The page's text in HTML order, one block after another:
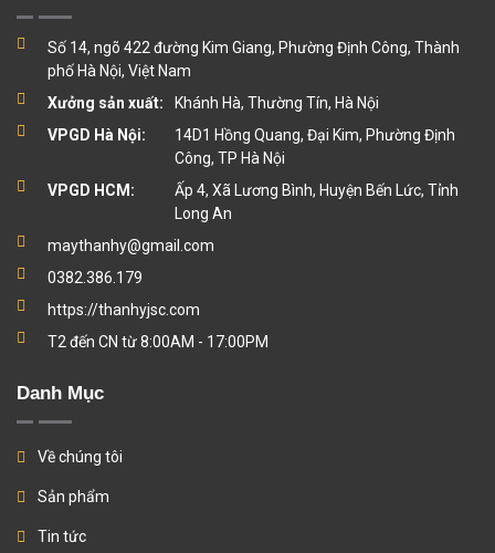
Số 14, ngõ 422 đường Kim Giang, Phường Định Công, Thành
phố Hà Nội, Việt Nam
Xưởng sản xuất:
Khánh Hà, Thường Tín, Hà Nội
VPGD Hà Nội:
14D1 Hồng Quang, Đại Kim, Phường Định
Công, TP Hà Nội
VPGD HCM:
Ấp 4, Xã Lương Bình, Huyện Bến Lức, Tỉnh
Long An
maythanhy@gmail.com
0382.386.179
https://thanhyjsc.com
T2 đến CN từ 8:00AM - 17:00PM
Danh Mục
Về chúng tôi
Sản phẩm
Tin tức